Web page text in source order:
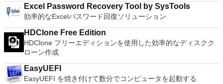
ーターを確認して接続できます。 VNC Connectを使用する
と、セッションはエンドツーエンドで暗号化されます。アプリ
はすぐに各コンピューターをパスワードで保護します。コンピ
ューターへのログインに使用するのと同じユーザー名とパスワ
ードを入力するだけです。 WIN 7,8,8.1,10をサポートしま
す。 VNC ViewerのMacバージョンをお探しですか？ここから
ダウンロード
XP Service Pack 2。
Writer Efficient word processor. Presentation Multimedia
presentations creator. Spreadsheets Powerful tool for data
processing and analysis. 100% compatible with MS Office
document file types (.docx, .pptx, .xlsx, etc.). Thousands of
free document templates. Built-in PDF reader. Mobile device
support (iOS and Android). WPS Cloud Storage included.
many innovative features, including a useful a paragraph
adjustment tool int he Writer program. It has an Office to PDF
写真にアクセスできます。
Excel Password Recovery Tool by SysTools
効率的なExcelパスワード回復ソリューション
HDClone Free Edition
HDClone フリーエディションを使用した効率的なディスクク
ローン作成
EasyUEFI
EasyUEFI を焼き付けて数分でコンピュータを起動する